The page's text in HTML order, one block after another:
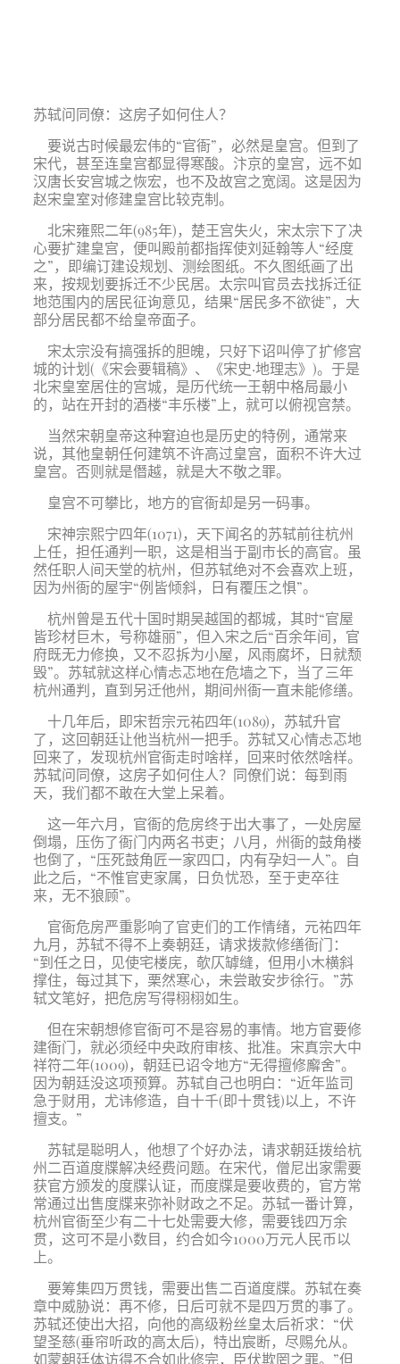
苏轼问同僚：这房子如何住人？
要说古时候最宏伟的“官衙”，必然是皇宫。但到了
宋代，甚至连皇宫都显得寒酸。汴京的皇宫，远不如
汉唐长安宫城之恢宏，也不及故宫之宽阔。这是因为
赵宋皇室对修建皇宫比较克制。
北宋雍熙二年(985年)，楚王宫失火，宋太宗下了决
心要扩建皇宫，便叫殿前都指挥使刘延翰等人“经度
之”，即编订建设规划、测绘图纸。不久图纸画了出
来，按规划要拆迁不少民居。太宗叫官员去找拆迁征
地范围内的居民征询意见，结果“居民多不欲徙”，大
部分居民都不给皇帝面子。
宋太宗没有搞强拆的胆魄，只好下诏叫停了扩修宫
城的计划(《宋会要辑稿》、《宋史·地理志》)。于是
北宋皇室居住的宫城，是历代统一王朝中格局最小
的，站在开封的酒楼“丰乐楼”上，就可以俯视宫禁。
当然宋朝皇帝这种窘迫也是历史的特例，通常来
说，其他皇朝任何建筑不许高过皇宫，面积不许大过
皇宫。否则就是僭越，就是大不敬之罪。
皇宫不可攀比，地方的官衙却是另一码事。
宋神宗熙宁四年(1071)，天下闻名的苏轼前往杭州
上任，担任通判一职，这是相当于副市长的高官。虽
然任职人间天堂的杭州，但苏轼绝对不会喜欢上班，
因为州衙的屋宇“例皆倾斜，日有覆压之惧”。
杭州曾是五代十国时期吴越国的都城，其时“官屋
皆珍材巨木，号称雄丽”，但入宋之后“百余年间，官
府既无力修换，又不忍拆为小屋，风雨腐坏，日就颓
毁”。苏轼就这样心情忐忑地在危墙之下，当了三年
杭州通判，直到另迁他州，期间州衙一直未能修缮。
十几年后，即宋哲宗元祐四年(1089)，苏轼升官
了，这回朝廷让他当杭州一把手。苏轼又心情忐忑地
回来了，发现杭州官衙走时啥样，回来时依然啥样。
苏轼问同僚，这房子如何住人？同僚们说：每到雨
天，我们都不敢在大堂上呆着。
这一年六月，官衙的危房终于出大事了，一处房屋
倒塌，压伤了衙门内两名书吏；八月，州衙的鼓角楼
也倒了，“压死鼓角匠一家四口，内有孕妇一人”。自
此之后，“不惟官吏家属，日负忧恐，至于吏卒往
来，无不狼顾”。
官衙危房严重影响了官吏们的工作情绪，元祐四年
九月，苏轼不得不上奏朝廷，请求拨款修缮衙门：
“到任之日，见使宅楼庑，欹仄罅缝，但用小木横斜
撑住，每过其下，栗然寒心，未尝敢安步徐行。”苏
轼文笔好，把危房写得栩栩如生。
但在宋朝想修官衙可不是容易的事情。地方官要修
建衙门，就必须经中央政府审核、批准。宋真宗大中
祥符二年(1009)，朝廷已诏令地方“无得擅修廨舍”。
因为朝廷没这项预算。苏轼自己也明白：“近年监司
急于财用，尤讳修造，自十千(即十贯钱)以上，不许
擅支。”
苏轼是聪明人，他想了个好办法，请求朝廷拨给杭
州二百道度牒解决经费问题。在宋代，僧尼出家需要
获官方颁发的度牒认证，而度牒是要收费的，官方常
常通过出售度牒来弥补财政之不足。苏轼一番计算，
杭州官衙至少有二十七处需要大修，需要钱四万余
贯，这可不是小数目，约合如今1000万元人民币以
上。
要筹集四万贯钱，需要出售二百道度牒。苏轼在奏
章中威胁说：再不修，日后可就不是四万贯的事了。
苏轼还使出大招，向他的高级粉丝皇太后祈求：“伏
望圣慈(垂帘听政的高太后)，特出宸断，尽赐允从。
如蒙朝廷体访得不合如此修完，臣伏欺罔之罪。”但